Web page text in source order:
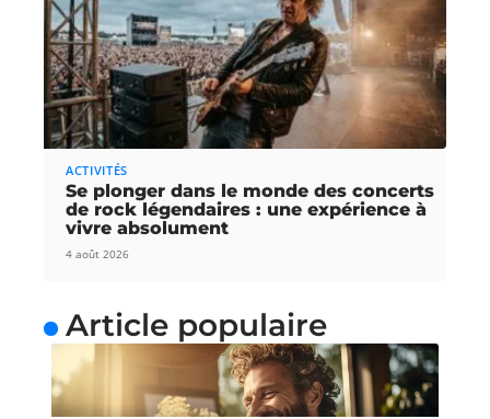
ACTIVITÉS
Se plonger dans le monde des concerts
de rock légendaires : une expérience à
vivre absolument
4 août 2026
Article populaire